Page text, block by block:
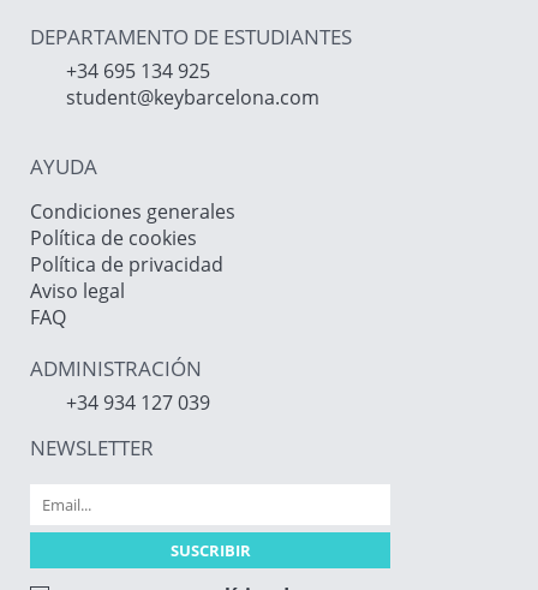
DEPARTAMENTO DE ESTUDIANTES
+34 695 134 925
student@keybarcelona.com
AYUDA
Condiciones generales
Política de cookies
Política de privacidad
Aviso legal
FAQ
ADMINISTRACIÓN
+34 934 127 039
NEWSLETTER